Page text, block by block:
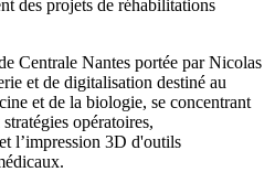
des projets de réhabilitations
Centrale Nantes portée par Nicolas
et de digitalisation destiné au
et de la biologie, se concentrant
opératoires,
l’impression 3D d'outils